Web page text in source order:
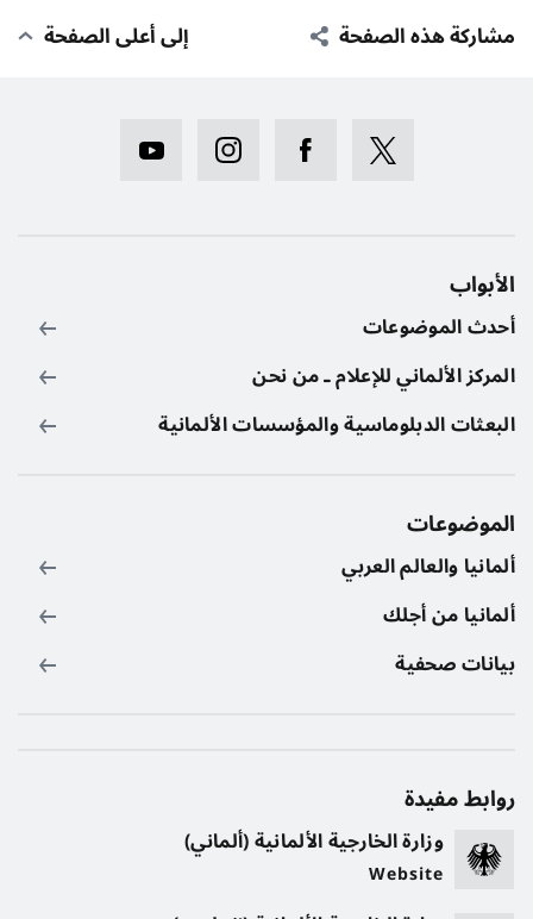
مشاركة هذه الصفحة إلى أعلى الصفحة
الأبواب
أحدث الموضوعات
المركز الألماني للإعلام ـ من نحن
البعثات الدبلوماسية والمؤسسات الألمانية
الموضوعات
ألمانيا والعالم العربي
ألمانيا من أجلك
بيانات صحفية
روابط مفيدة
وزارة الخارجية الألمانية (ألماني)
Website